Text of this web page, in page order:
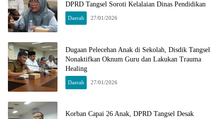
DPRD Tangsel Soroti Kelalaian Dinas Pendidikan
Daerah 27/01/2026
Dugaan Pelecehan Anak di Sekolah, Disdik Tangsel
Nonaktifkan Oknum Guru dan Lakukan Trauma
Healing
Daerah 27/01/2026
Korban Capai 26 Anak, DPRD Tangsel Desak